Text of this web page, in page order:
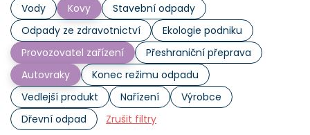
Vody
Kovy
Stavební odpady
Odpady ze zdravotnictví
Ekologie podniku
Provozovatel zařízení
Přeshraniční přeprava
Autovraky
Konec režimu odpadu
Vedlejší produkt
Nařízení
Výrobce
Dřevní odpad
Zrušit filtry